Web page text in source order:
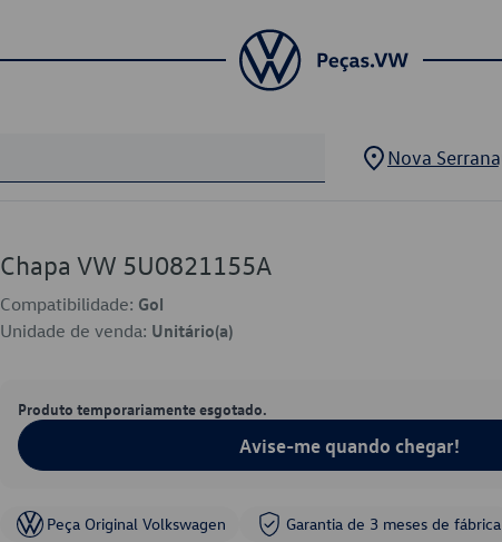
Nova Serrana
Chapa VW 5U0821155A
Compatibilidade: Gol
Unidade de venda: Unitário(a)
Produto temporariamente esgotado.
Avise-me quando chegar!
Peça Original Volkswagen Garantia de 3 meses de fábrica